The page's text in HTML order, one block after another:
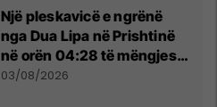
Një pleskavicë e ngrënë
nga Dua Lipa në Prishtinë
në orën 04:28 të mëngjesit
- dhe bota digjitale serbe
03/08/2026